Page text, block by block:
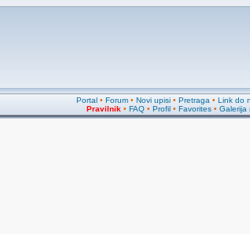
Portal• Forum• Novi upisi• Pretraga • Link do
Pravilnik • FAQ • Profil • Favorites • Galerija